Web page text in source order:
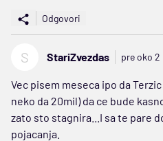
Odgovori
S StariZvezdas pre oko 2
Vec pisem meseca ipo da
neko da 20mil) da ce bude
zato sto stagnira...I sa te pare
pojacanja.